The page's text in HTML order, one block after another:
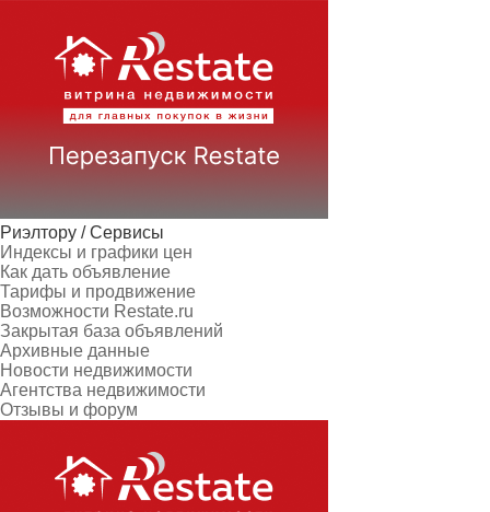
Риэлтору / Сервисы
Индексы и графики цен
Как дать объявление
Тарифы и продвижение
Возможности Restate.ru
Закрытая база объявлений
Архивные данные
Новости недвижимости
Агентства недвижимости
Отзывы и форум